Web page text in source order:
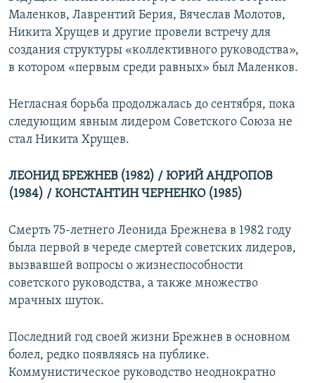
Маленков, Лаврентий Берия, Вячеслав Молотов,
Никита Хрущев и другие провели встречу для
создания структуры «коллективного руководства»,
в котором «первым среди равных» был Маленков.
Негласная борьба продолжалась до сентября, пока
следующим явным лидером Советского Союза не
стал Никита Хрущев.
ЛЕОНИД БРЕЖНЕВ (1982) / ЮРИЙ АНДРОПОВ
(1984) / КОНСТАНТИН ЧЕРНЕНКО (1985)
Смерть 75-летнего Леонида Брежнева в 1982 году
была первой в череде смертей советских лидеров,
вызвавшей вопросы о жизнеспособности
советского руководства, а также множество
мрачных шуток.
Последний год своей жизни Брежнев в основном
болел, редко появляясь на публике.
Коммунистическое руководство неоднократно